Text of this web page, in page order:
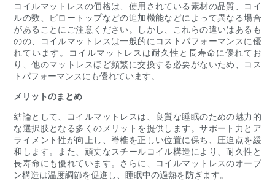
コイルマットレスの価格は、使用されている素材の品質、コイ
ルの数、ピロートップなどの追加機能などによって異なる場合
があることにご注意ください。しかし、これらの違いはあるも
のの、コイルマットレスは一般的にコストパフォーマンスに優
れています。コイルマットレスは耐久性と長寿命に優れてお
り、他のマットレスほど頻繁に交換する必要がないため、コス
トパフォーマンスにも優れています。
メリットのまとめ
結論として、コイルマットレスは、良質な睡眠のための魅力的
な選択肢となる多くのメリットを提供します。サポート力とア
ライメント性が向上し、脊椎を正しい位置に保ち、圧迫点を緩
和します。また、頑丈なスチールコイル構造により、耐久性と
長寿命にも優れています。さらに、コイルマットレスのオープ
ン構造は温度調節を促進し、睡眠中の過熱を防ぎます。